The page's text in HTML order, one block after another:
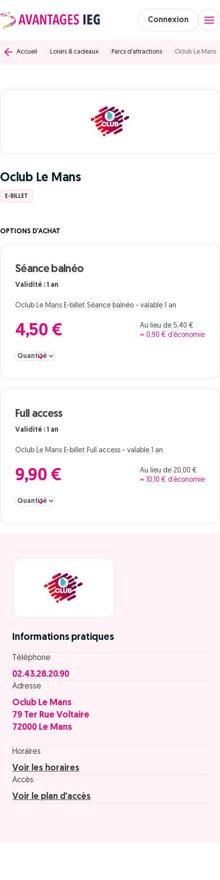
Connexion
Accueil Loisirs & cadeaux Parcs d’attractions Oclub Le Mans
Oclub Le Mans
E-BILLET
OPTIONS D’ACHAT
Séance balnéo
Validité : 1 an
Oclub Le Mans E-billet Séance balnéo - valable 1 an
4,50 €
Au lieu de 5,40 €
= 0,90 € d’économie
Sélectionner la quantité pour Séance balnéo
Full access
Validité : 1 an
Oclub Le Mans E-billet Full access - valable 1 an
9,90 €
Au lieu de 20,00 €
= 10,10 € d’économie
Sélectionner la quantité pour Full access
Informations pratiques
Téléphone
02.43.28.20.90
Adresse
Oclub Le Mans
79 Ter Rue Voltaire
72000 Le Mans
Horaires
Voir les horaires
Accès
Voir le plan d'accès